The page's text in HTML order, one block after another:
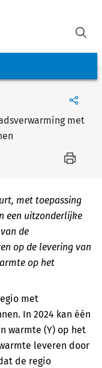
met
met toepassing
een uitzonderlijke
de
op de levering van
op het
met
In 2024 kan één
warmte (Y) op het
leveren door
de regio